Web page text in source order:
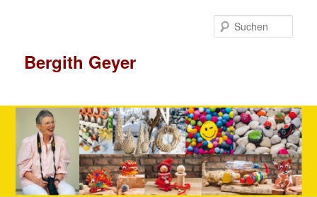
Bergith Geyer